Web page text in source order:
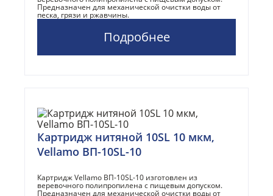
Предназначен для механической очистки воды от
песка, грязи и ржавчины.
Подробнее
Картридж нитяной 10SL 10 мкм,
Vellamo ВП-10SL-10
Картридж Vellamo ВП-10SL-10 изготовлен из
веревочного полипропилена с пищевым допуском.
Предназначен для механической очистки воды от